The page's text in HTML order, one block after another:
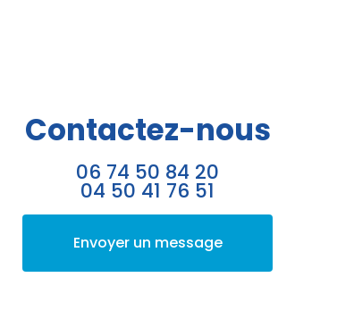
Contactez-nous
06 74 50 84 20
04 50 41 76 51
Envoyer un message